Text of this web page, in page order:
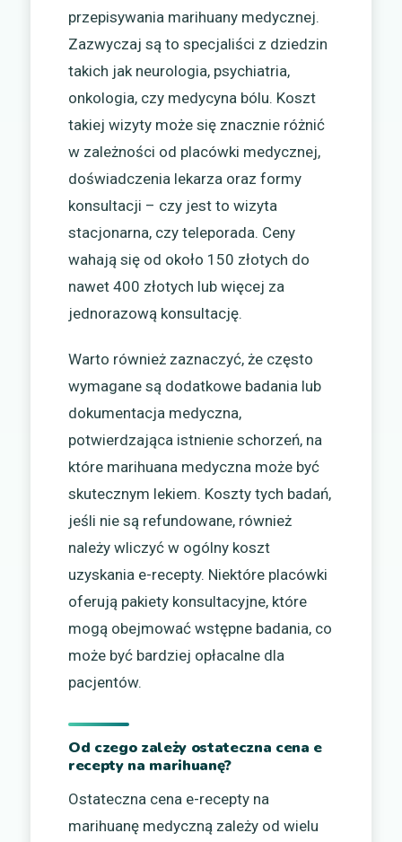
przepisywania marihuany medycznej.
Zazwyczaj są to specjaliści z dziedzin
takich jak neurologia, psychiatria,
onkologia, czy medycyna bólu. Koszt
takiej wizyty może się znacznie różnić
w zależności od placówki medycznej,
doświadczenia lekarza oraz formy
konsultacji – czy jest to wizyta
stacjonarna, czy teleporada. Ceny
wahają się od około 150 złotych do
nawet 400 złotych lub więcej za
jednorazową konsultację.
Warto również zaznaczyć, że często
wymagane są dodatkowe badania lub
dokumentacja medyczna,
potwierdzająca istnienie schorzeń, na
które marihuana medyczna może być
skutecznym lekiem. Koszty tych badań,
jeśli nie są refundowane, również
należy wliczyć w ogólny koszt
uzyskania e-recepty. Niektóre placówki
oferują pakiety konsultacyjne, które
mogą obejmować wstępne badania, co
może być bardziej opłacalne dla
pacjentów.
Od czego zależy ostateczna cena e
recepty na marihuanę?
Ostateczna cena e-recepty na
marihuanę medyczną zależy od wielu